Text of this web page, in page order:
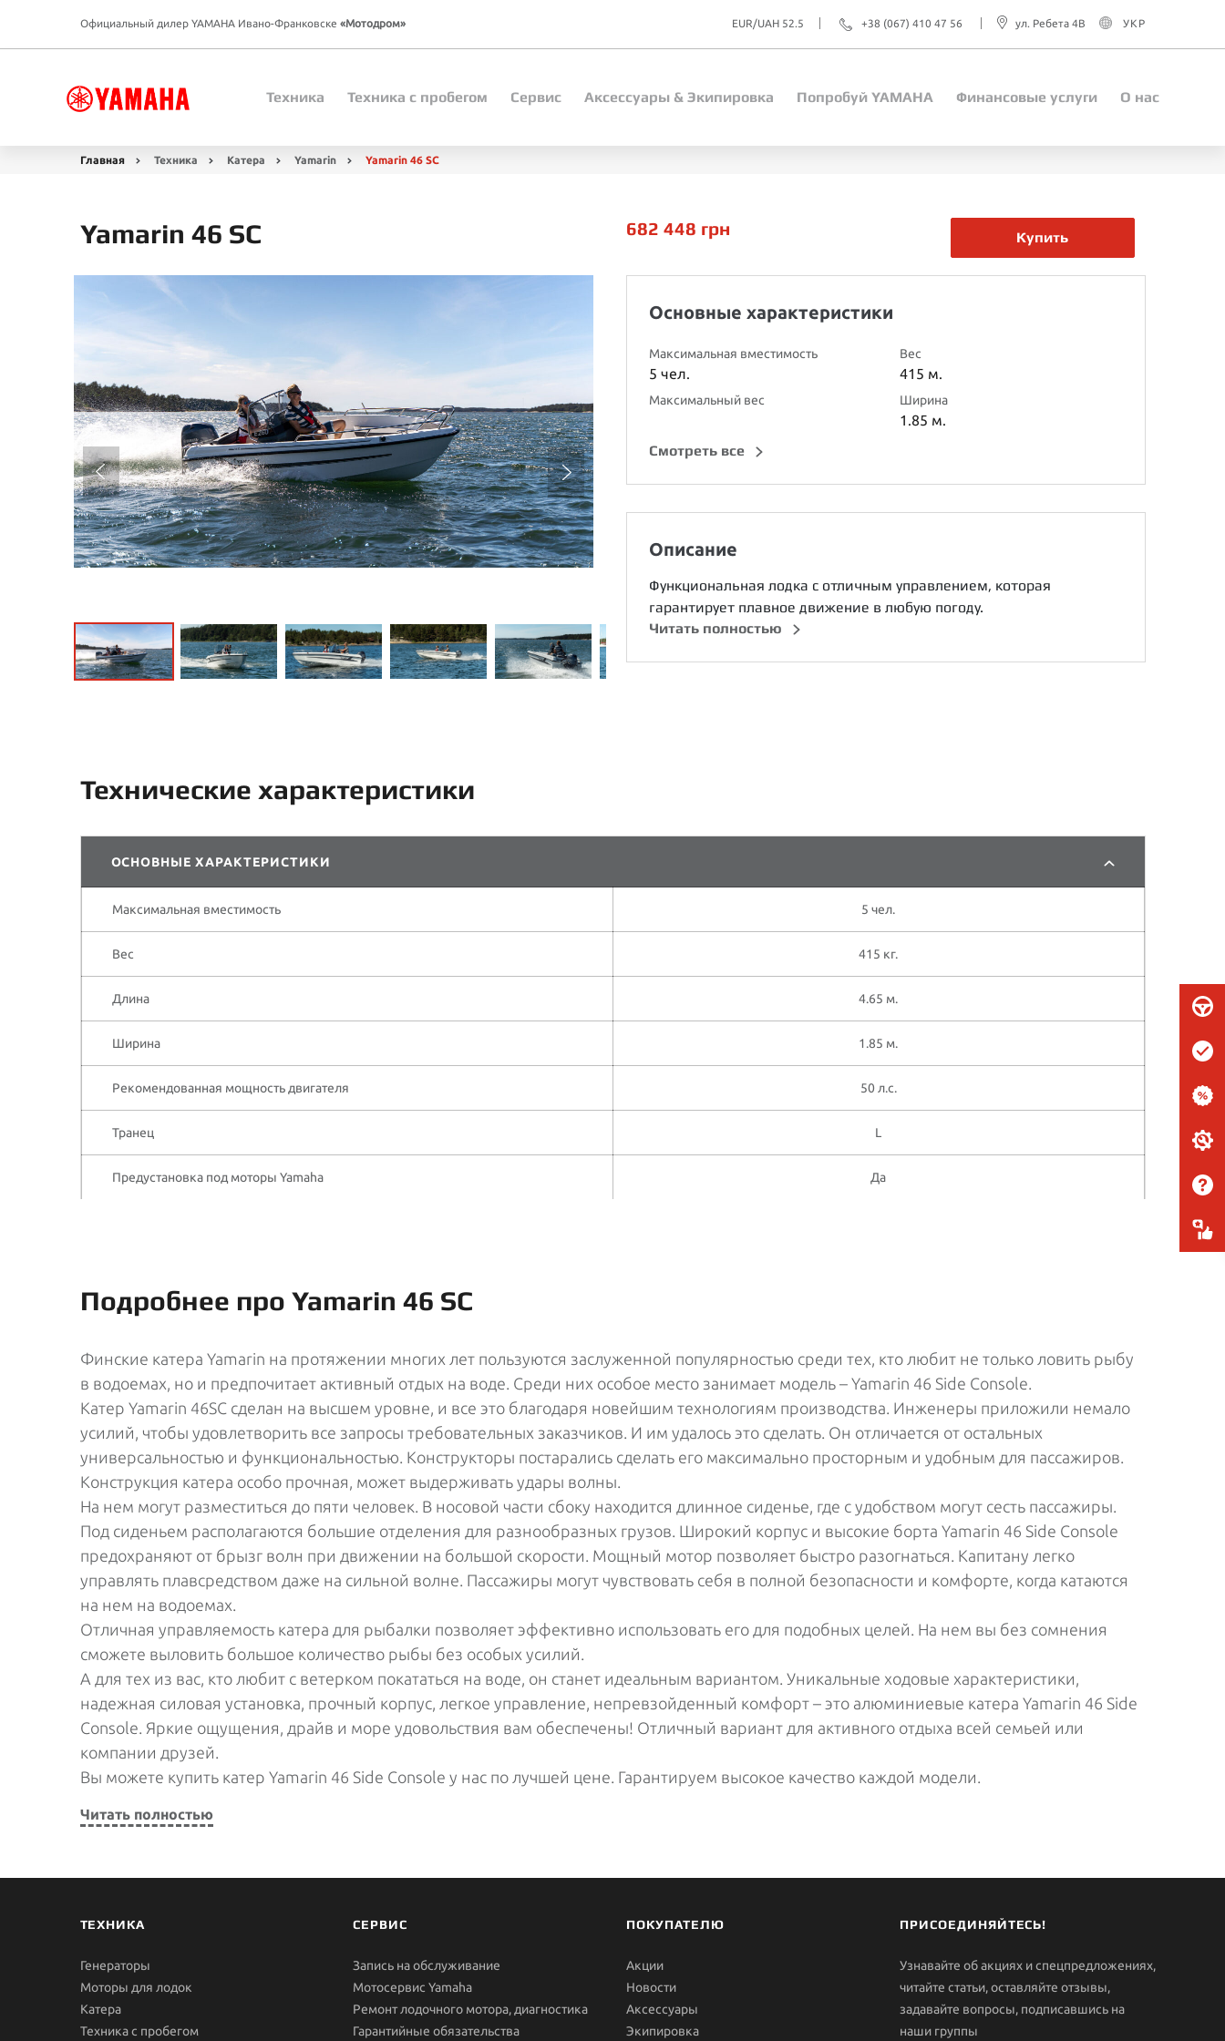
Официальный дилер YAMAHA Ивано-Франковске «Мотодром» EUR/UAH 52.5 +38 (067) 410 47 56 ул. Ребета 4В УКР
Техника Техника с пробегом Сервис Aксессуары & Экипировка Попробуй YAMAHA Финансовые услуги О нас
Главная Техника Катера Yamarin Yamarin 46 SC
Yamarin 46 SC 682 448 грн Купить
Основные характеристики
Максимальная вместимость
5 чел.
Максимальный вес
Вес
415 м.
Ширина
1.85 м.
Cмотреть все
Описание
Функциональная лодка с отличным управлением, которая
гарантирует плавное движение в любую погоду.
Читать полностью
Технические характеристики
ОСНОВНЫЕ ХАРАКТЕРИСТИКИ
Максимальная вместимость 5 чел.
Вес 415 кг.
Длина 4.65 м.
Ширина 1.85 м.
Рекомендованная мощность двигателя 50 л.с.
Транец L
Предустановка под моторы Yamaha Да
Подробнее про Yamarin 46 SC
Финские катера Yamarin на протяжении многих лет пользуются заслуженной популярностью среди тех, кто любит не только ловить рыбу
в водоемах, но и предпочитает активный отдых на воде. Среди них особое место занимает модель – Yamarin 46 Side Console.
Катер Yamarin 46SC сделан на высшем уровне, и все это благодаря новейшим технологиям производства. Инженеры приложили немало
усилий, чтобы удовлетворить все запросы требовательных заказчиков. И им удалось это сделать. Он отличается от остальных
универсальностью и функциональностью. Конструкторы постарались сделать его максимально просторным и удобным для пассажиров.
Конструкция катера особо прочная, может выдерживать удары волны.
На нем могут разместиться до пяти человек. В носовой части сбоку находится длинное сиденье, где с удобством могут сесть пассажиры.
Под сиденьем располагаются большие отделения для разнообразных грузов. Широкий корпус и высокие борта Yamarin 46 Side Console
предохраняют от брызг волн при движении на большой скорости. Мощный мотор позволяет быстро разогнаться. Капитану легко
управлять плавсредством даже на сильной волне. Пассажиры могут чувствовать себя в полной безопасности и комфорте, когда катаются
на нем на водоемах.
Отличная управляемость катера для рыбалки позволяет эффективно использовать его для подобных целей. На нем вы без сомнения
сможете выловить большое количество рыбы без особых усилий.
А для тех из вас, кто любит с ветерком покататься на воде, он станет идеальным вариантом. Уникальные ходовые характеристики,
надежная силовая установка, прочный корпус, легкое управление, непревзойденный комфорт – это алюминиевые катера Yamarin 46 Side
Console. Яркие ощущения, драйв и море удовольствия вам обеспечены! Отличный вариант для активного отдыха всей семьей или
компании друзей.
Вы можете купить катер Yamarin 46 Side Console у нас по лучшей цене. Гарантируем высокое качество каждой модели.
Читать полностью
ТЕХНИКА
Генераторы
Моторы для лодок
Катера
Техника с пробегом
СЕРВИС
Запись на обслуживание
Мотосервис Yamaha
Ремонт лодочного мотора, диагностика
Гарантийные обязательства
ПОКУПАТЕЛЮ
Акции
Новости
Aксессуары
Экипировка
ПРИСОЕДИНЯЙТЕСЬ!
Узнавайте об акциях и спецпредложениях,
читайте статьи, оставляйте отзывы,
задавайте вопросы, подписавшись на
наши группы